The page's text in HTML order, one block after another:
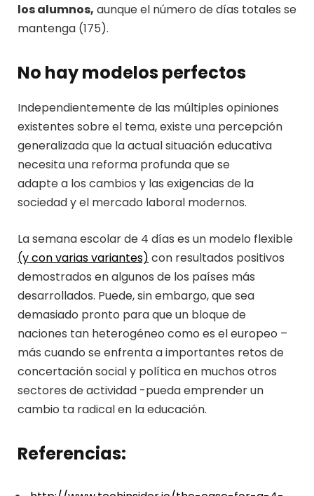
los alumnos, aunque el número de días totales se
mantenga (175).
No hay modelos perfectos
Independientemente de las múltiples opiniones
existentes sobre el tema, existe una percepción
generalizada que la actual situación educativa
necesita una reforma profunda que se
adapte a los cambios y las exigencias de la
sociedad y el mercado laboral modernos.
La semana escolar de 4 días es un modelo flexible
(y con varias variantes) con resultados positivos
demostrados en algunos de los países más
desarrollados. Puede, sin embargo, que sea
demasiado pronto para que un bloque de
naciones tan heterogéneo como es el europeo –
más cuando se enfrenta a importantes retos de
concertación social y política en muchos otros
sectores de actividad -pueda emprender un
cambio ta radical en la educación.
Referencias: